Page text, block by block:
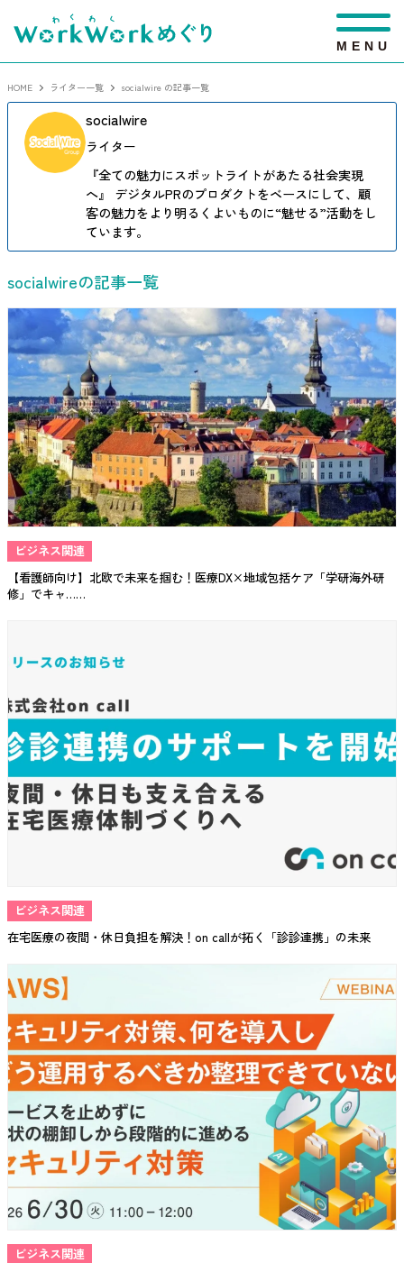
M E N U
HOME ライター一覧 socialwire の記事一覧
socialwire
ライター
『全ての魅力にスポットライトがあたる社会実現
へ』 デジタルPRのプロダクトをベースにして、顧
客の魅力をより明るくよいものに“魅せる”活動をし
ています。
socialwireの記事一覧
ビジネス関連
【看護師向け】北欧で未来を掴む！医療DX×地域包括ケア「学研海外研
修」でキャ……
ビジネス関連
在宅医療の夜間・休日負担を解決！on callが拓く「診診連携」の未来
ビジネス関連